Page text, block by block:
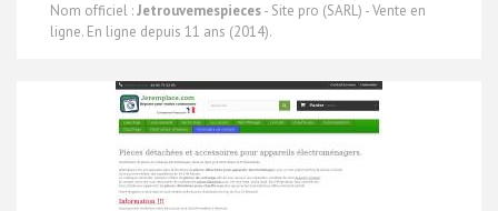
Nom officiel :Jetrouvemespieces- Site pro (SARL) - Vente en
ligne. En ligne depuis 11 ans (2014).